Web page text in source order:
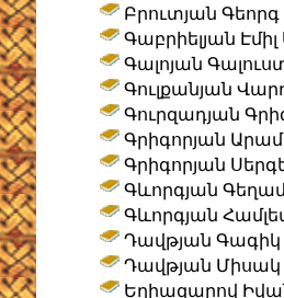
Բրուտյան Գեորգ
Գաբրիելյան Էմիլ
Գալոյան
Գուլքանյան
Գուրզադյան
Գրիգորյան Արամ
Գրիգորյան
Գևորգյան Գեղամ
Գևորգյան
Դավթյան Գագիկ
Դավթյան Միսակ
Եղիազարով Իվան